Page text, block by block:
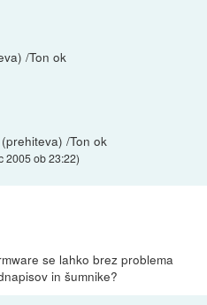
/Ton ok
/Ton ok
2005 ob 23:22)
se lahko brez problema
in šumnike?